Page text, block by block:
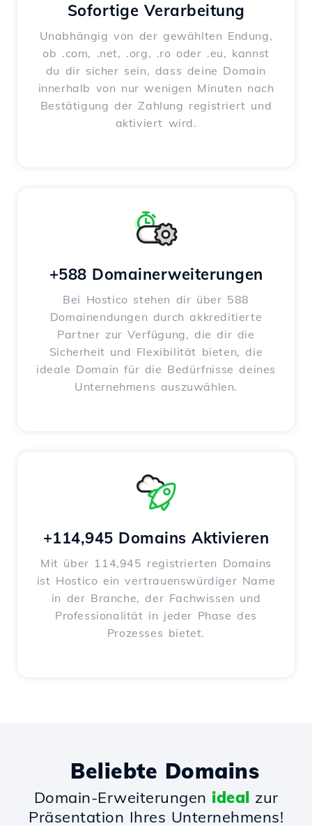
Sofortige Verarbeitung
Unabhängig von der gewählten Endung,
ob .com, .net, .org, .ro oder .eu, kannst
du dir sicher sein, dass deine Domain
innerhalb von nur wenigen Minuten nach
Bestätigung der Zahlung registriert und
aktiviert wird.
+588 Domainerweiterungen
Bei Hostico stehen dir über 588
Domainendungen durch akkreditierte
Partner zur Verfügung, die dir die
Sicherheit und Flexibilität bieten, die
ideale Domain für die Bedürfnisse deines
Unternehmens auszuwählen.
+114,945 Domains Aktivieren
Mit über 114,945 registrierten Domains
ist Hostico ein vertrauenswürdiger Name
in der Branche, der Fachwissen und
Professionalität in jeder Phase des
Prozesses bietet.
Beliebte Domains
Domain-Erweiterungen ideal zur
Präsentation Ihres Unternehmens!